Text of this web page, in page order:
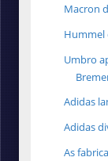
Macron
Hummel
Umbro
Adidas
Adidas
As